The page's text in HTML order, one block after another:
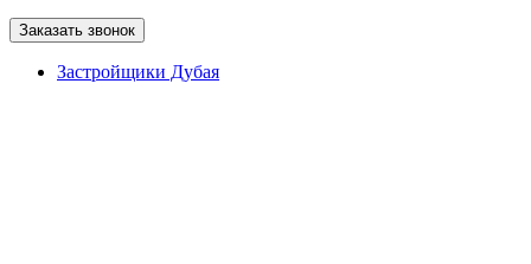
Заказать звонок
Застройщики Дубая